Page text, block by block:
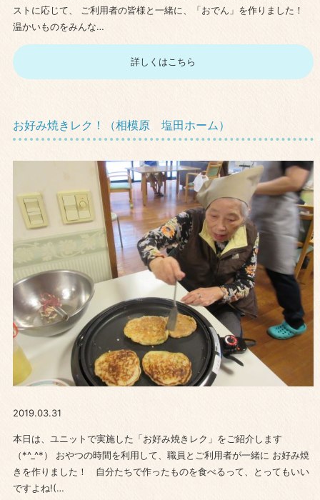
ストに応じて、 ご利用者の皆様と一緒に、「おでん」を作りました！
温かいものをみんな…
詳しくはこちら
お好み焼きレク！（相模原 塩田ホーム）
2019.03.31
本日は、ユニットで実施した「お好み焼きレク」をご紹介します
（*^_^*） おやつの時間を利用して、職員とご利用者が一緒に お好み焼
きを作りました！ 自分たちで作ったものを食べるって、とってもいい
ですよね!(…